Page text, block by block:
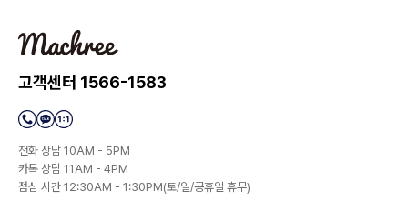
고객센터 1566-1583
전화 상담 10AM - 5PM
카톡 상담 11AM - 4PM
점심 시간 12:30AM - 1:30PM(토/일/공휴일 휴무)